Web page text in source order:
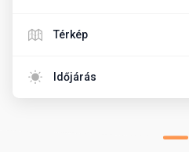
Térkép
Időjárás